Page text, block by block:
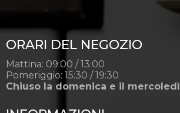
ORARI DEL NEGOZIO
Mattina: 09:00 / 13:00
Pomeriggio: 15:30 / 19:30
Chiuso la domenica e il mercoledì